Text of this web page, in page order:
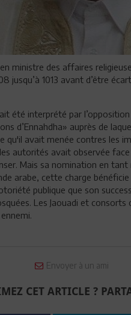
ministre des affaires
jusqu’à 1013 avant d’être
été interprété par
d’Ennahdha» auprès de
qu'il avait menée contres les
autorités avait observée
Mais sa nomination en
arabe, cette charge
publique que son
Les Jaouadi et
Envoyer à un ami
CET ARTICLE ?